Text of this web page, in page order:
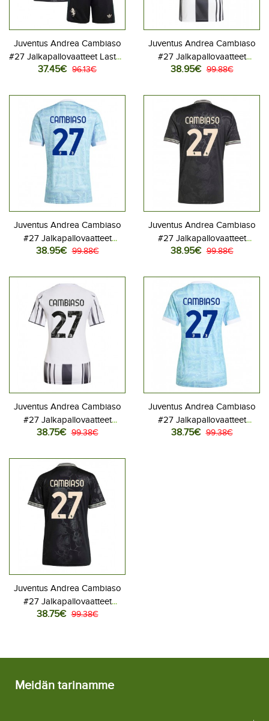
Juventus Andrea Cambiaso
#27 Jalkapallovaatteet Lasten
Kolmas peliasu 2025-26
housut)
37.45€ 96.13€
Juventus Andrea Cambiaso
#27 Jalkapallovaatteet
Kotipaita 2025-26
38.95€ 99.88€
Juventus Andrea Cambiaso
#27 Jalkapallovaatteet
Vieraspaita 2025-26
38.95€ 99.88€
Juventus Andrea Cambiaso
#27 Jalkapallovaatteet
Kolmaspaita 2025-26
38.95€ 99.88€
Juventus Andrea Cambiaso
#27 Jalkapallovaatteet
Naisten Kotipaita 2025-26
38.75€ 99.38€
Juventus Andrea Cambiaso
#27 Jalkapallovaatteet
Naisten Vieraspaita 2025-26
38.75€ 99.38€
Juventus Andrea Cambiaso
#27 Jalkapallovaatteet
Naisten Kolmaspaita 2025-
38.75€ 99.38€
Meidän tarinamme